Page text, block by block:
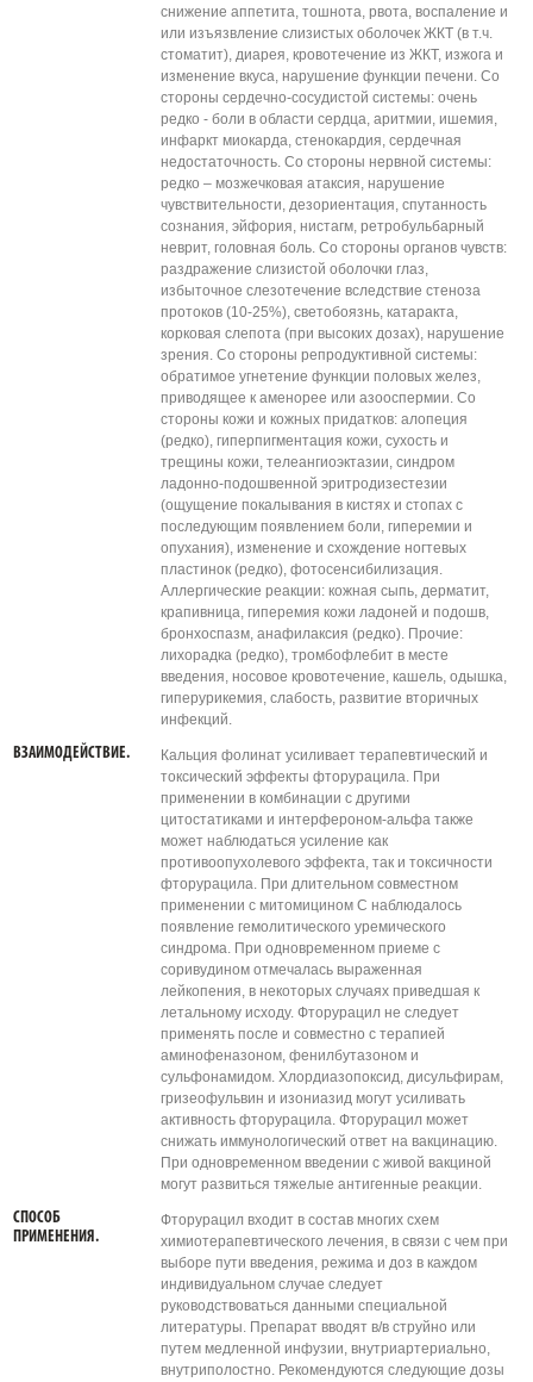
снижение аппетита, тошнота, рвота, воспаление и
или изъязвление слизистых оболочек ЖКТ (в т.ч.
стоматит), диарея, кровотечение из ЖКТ, изжога и
изменение вкуса, нарушение функции печени. Со
стороны сердечно-сосудистой системы: очень
редко - боли в области сердца, аритмии, ишемия,
инфаркт миокарда, стенокардия, сердечная
недостаточность. Со стороны нервной системы:
редко – мозжечковая атаксия, нарушение
чувствительности, дезориентация, спутанность
сознания, эйфория, нистагм, ретробульбарный
неврит, головная боль. Со стороны органов чувств:
раздражение слизистой оболочки глаз,
избыточное слезотечение вследствие стеноза
протоков (10-25%), светобоязнь, катаракта,
корковая слепота (при высоких дозах), нарушение
зрения. Со стороны репродуктивной системы:
обратимое угнетение функции половых желез,
приводящее к аменорее или азооспермии. Со
стороны кожи и кожных придатков: алопеция
(редко), гиперпигментация кожи, сухость и
трещины кожи, телеангиоэктазии, синдром
ладонно-подошвенной эритродизестезии
(ощущение покалывания в кистях и стопах с
последующим появлением боли, гиперемии и
опухания), изменение и схождение ногтевых
пластинок (редко), фотосенсибилизация.
Аллергические реакции: кожная сыпь, дерматит,
крапивница, гиперемия кожи ладоней и подошв,
бронхоспазм, анафилаксия (редко). Прочие:
лихорадка (редко), тромбофлебит в месте
введения, носовое кровотечение, кашель, одышка,
гиперурикемия, слабость, развитие вторичных
инфекций.
ВЗАИМОДЕЙСТВИЕ.
Кальция фолинат усиливает терапевтический и
токсический эффекты фторурацила. При
применении в комбинации с другими
цитостатиками и интерфероном-альфа также
может наблюдаться усиление как
противоопухолевого эффекта, так и токсичности
фторурацила. При длительном совместном
применении с митомицином С наблюдалось
появление гемолитического уремического
синдрома. При одновременном приеме с
соривудином отмечалась выраженная
лейкопения, в некоторых случаях приведшая к
летальному исходу. Фторурацил не следует
применять после и совместно с терапией
аминофеназоном, фенилбутазоном и
сульфонамидом. Хлордиазопоксид, дисульфирам,
гризеофульвин и изониазид могут усиливать
активность фторурацила. Фторурацил может
снижать иммунологический ответ на вакцинацию.
При одновременном введении с живой вакциной
могут развиться тяжелые антигенные реакции.
СПОСОБ
ПРИМЕНЕНИЯ.
Фторурацил входит в состав многих схем
химиотерапевтического лечения, в связи с чем при
выборе пути введения, режима и доз в каждом
индивидуальном случае следует
руководствоваться данными специальной
литературы. Препарат вводят в/в струйно или
путем медленной инфузии, внутриартериально,
внутриполостно. Рекомендуются следующие дозы